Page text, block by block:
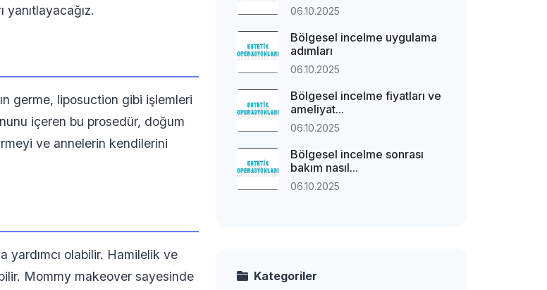
germe, liposuction gibi işlemleri
içeren bu prosedür, doğum
ve annelerin kendilerini
yardımcı olabilir. Hamilelik ve
Mommy makeover sayesinde
06.10.2025
Bölgesel incelme uygulama
adımları
06.10.2025
Bölgesel incelme fiyatları ve
ameliyat...
06.10.2025
Bölgesel incelme sonrası
bakım nasıl...
06.10.2025
Kategoriler